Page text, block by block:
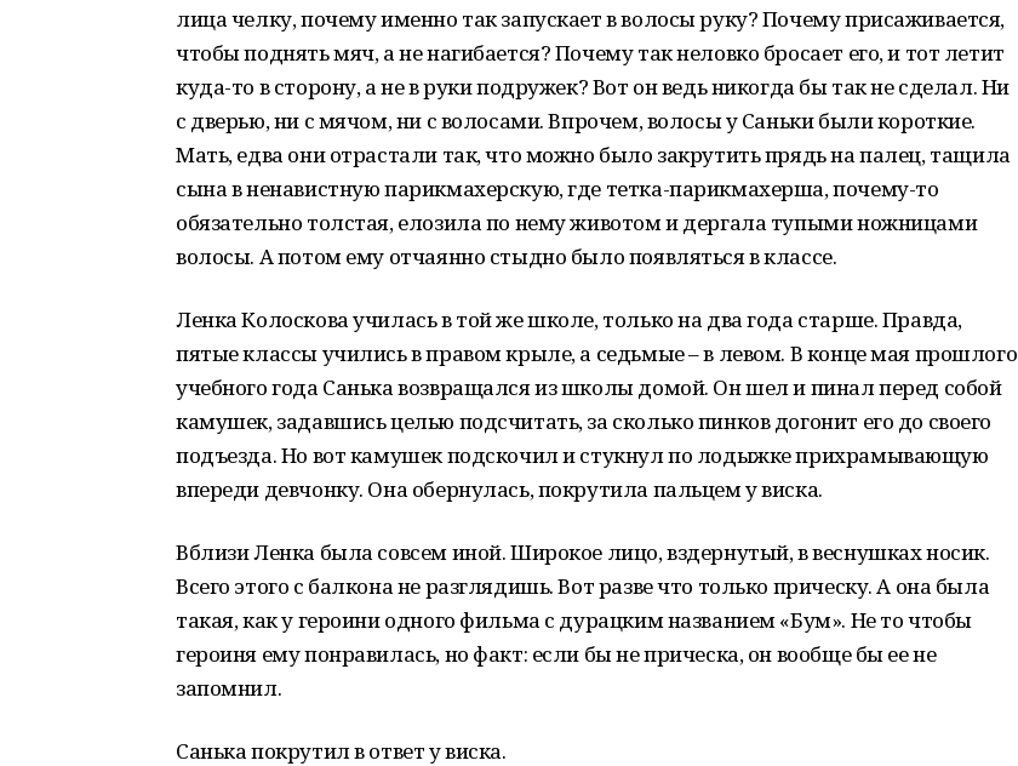
лица челку, почему именно так запускает в волосы руку? Почему присаживается,
чтобы поднять мяч, а не нагибается? Почему так неловко бросает его, и тот летит
куда-то в сторону, а не в руки подружек? Вот он ведь никогда бы так не сделал. Ни
с дверью, ни с мячом, ни с волосами. Впрочем, волосы у Саньки были короткие.
Мать, едва они отрастали так, что можно было закрутить прядь на палец, тащила
сына в ненавистную парикмахерскую, где тетка-парикмахерша, почему-то
обязательно толстая, елозила по нему животом и дергала тупыми ножницами
волосы. А потом ему отчаянно стыдно было появляться в классе.
Ленка Колоскова училась в той же школе, только на два года старше. Правда,
пятые классы учились в правом крыле, а седьмые – в левом. В конце мая прошлого
учебного года Санька возвращался из школы домой. Он шел и пинал перед собой
камушек, задавшись целью подсчитать, за сколько пинков догонит его до своего
подъезда. Но вот камушек подскочил и стукнул по лодыжке прихрамывающую
впереди девчонку. Она обернулась, покрутила пальцем у виска.
Вблизи Ленка была совсем иной. Широкое лицо, вздернутый, в веснушках носик.
Всего этого с балкона не разглядишь. Вот разве что только прическу. А она была
такая, как у героини одного фильма с дурацким названием «Бум». Не то чтобы
героиня ему понравилась, но факт: если бы не прическа, он вообще бы ее не
запомнил.
Санька покрутил в ответ у виска.